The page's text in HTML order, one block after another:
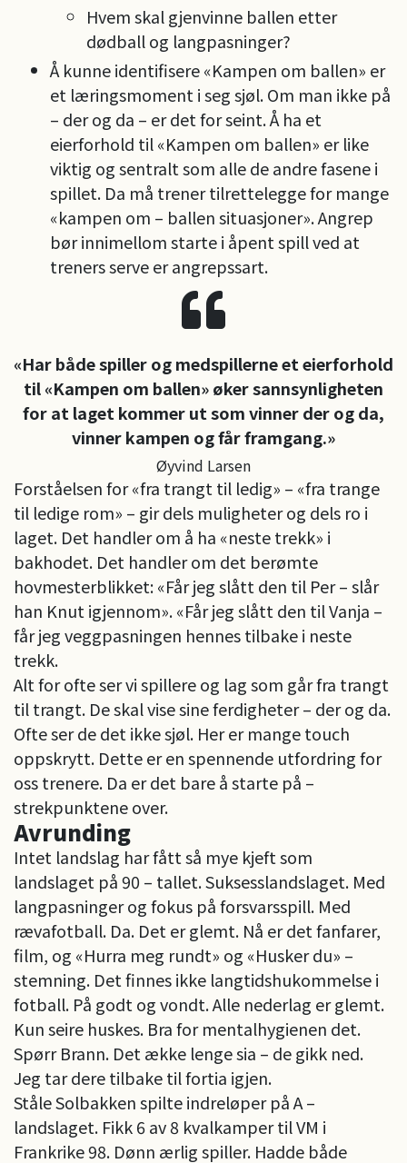
Hvem skal gjenvinne ballen etter
dødball og langpasninger?
Å kunne identifisere «Kampen om ballen» er
et læringsmoment i seg sjøl. Om man ikke på
– der og da – er det for seint. Å ha et
eierforhold til «Kampen om ballen» er like
viktig og sentralt som alle de andre fasene i
spillet. Da må trener tilrettelegge for mange
«kampen om – ballen situasjoner». Angrep
bør innimellom starte i åpent spill ved at
treners serve er angrepssart.
«Har både spiller og medspillerne et eierforhold
til «Kampen om ballen» øker sannsynligheten
for at laget kommer ut som vinner der og da,
vinner kampen og får framgang.»
Øyvind Larsen
Forståelsen for «fra trangt til ledig» – «fra trange
til ledige rom» – gir dels muligheter og dels ro i
laget. Det handler om å ha «neste trekk» i
bakhodet. Det handler om det berømte
hovmesterblikket: «Får jeg slått den til Per – slår
han Knut igjennom». «Får jeg slått den til Vanja –
får jeg veggpasningen hennes tilbake i neste
trekk.
Alt for ofte ser vi spillere og lag som går fra trangt
til trangt. De skal vise sine ferdigheter – der og da.
Ofte ser de det ikke sjøl. Her er mange touch
oppskrytt. Dette er en spennende utfordring for
oss trenere. Da er det bare å starte på –
strekpunktene over.
Avrunding
Intet landslag har fått så mye kjeft som
landslaget på 90 – tallet. Suksesslandslaget. Med
langpasninger og fokus på forsvarsspill. Med
rævafotball. Da. Det er glemt. Nå er det fanfarer,
film, og «Hurra meg rundt» og «Husker du» –
stemning. Det finnes ikke langtidshukommelse i
fotball. På godt og vondt. Alle nederlag er glemt.
Kun seire huskes. Bra for mentalhygienen det.
Spørr Brann. Det ække lenge sia – de gikk ned.
Jeg tar dere tilbake til fortia igjen.
Ståle Solbakken spilte indreløper på A –
landslaget. Fikk 6 av 8 kvalkamper til VM i
Frankrike 98. Dønn ærlig spiller. Hadde både